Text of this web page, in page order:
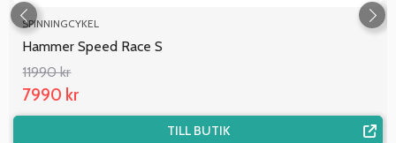
SPINNINGCYKEL
Hammer Speed Race S
11990 kr
7990 kr
TILL BUTIK